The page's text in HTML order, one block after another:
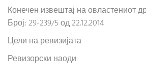
Конечен извештај на овластениот
Број: 29-239/5 од 22.12.2014
Цели на ревизијата
Ревизорски наоди